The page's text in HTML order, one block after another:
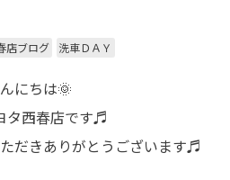
店ブログ 洗車ＤＡＹ
にちは🌞
タ西春店です♬
だきありがとうございます♬